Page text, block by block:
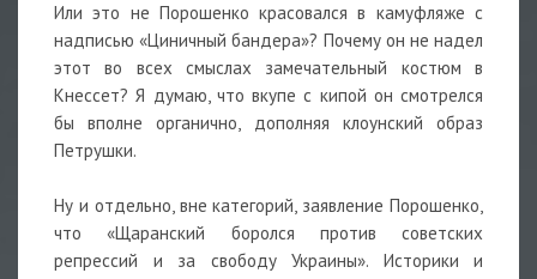
Или это не Порошенко красовался в камуфляже с
надписью «Циничный бандера»? Почему он не надел
этот во всех смыслах замечательный костюм в
Кнессет? Я думаю, что вкупе с кипой он смотрелся
бы вполне органично, дополняя клоунский образ
Петрушки.
Ну и отдельно, вне категорий, заявление Порошенко,
что «Щаранский боролся против советских
репрессий и за свободу Украины». Историки и